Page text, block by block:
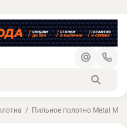
Пильное полотно Metal